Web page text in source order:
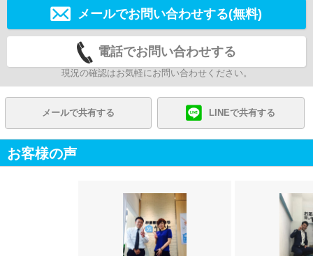
メールでお問い合わせする(無料)
電話でお問い合わせする
現況の確認はお気軽にお問い合わせください。
メールで共有する LINEで共有する
お客様の声